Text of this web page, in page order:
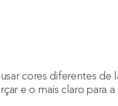
cores diferentes de
e o mais claro para